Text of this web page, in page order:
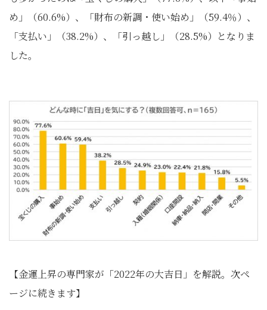
め」（60.6%）、「財布の新調・使い始め」（59.4％）、
「支払い」（38.2%）、「引っ越し」（28.5%）となりま
した。
【金運上昇の専門家が「2022年の大吉日」を解説。次ペ
ージに続きます】